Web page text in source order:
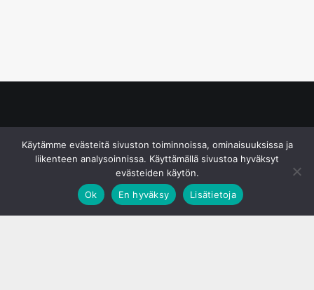
Käytämme evästeitä sivuston toiminnoissa, ominaisuuksissa ja
liikenteen analysoinnissa. Käyttämällä sivustoa hyväksyt
evästeiden käytön.
Ok
En hyväksy Lisätietoja